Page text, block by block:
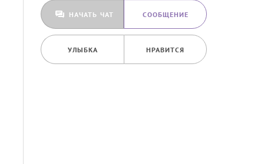
НАЧАТЬ ЧАТ CООБЩЕНИЕ
УЛЫБКА НРАВИТСЯ